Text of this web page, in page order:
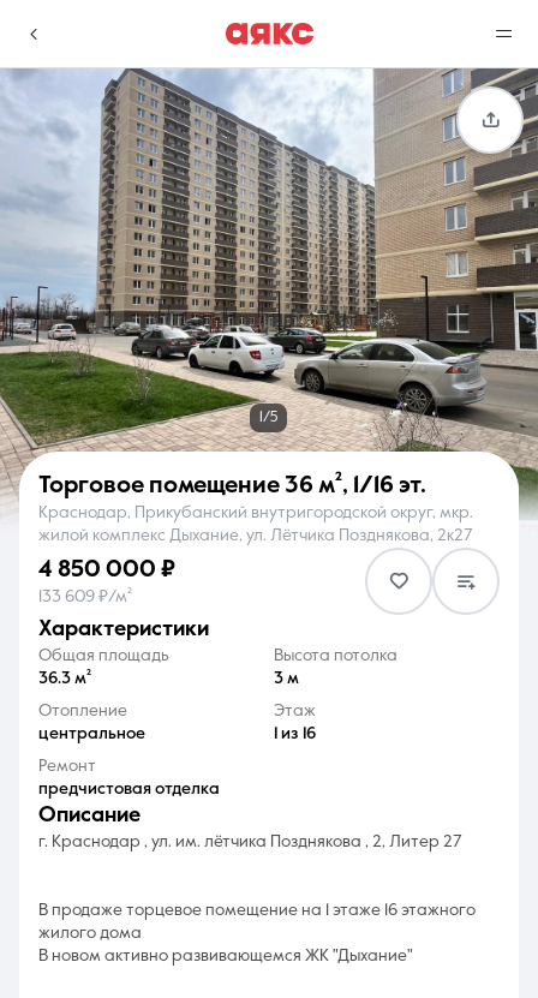
г. Краснодар
Избранное
0 объявлений
Сравнение
0 объявлений
Недвижимость Услуги
О компании Контакты
8 (861) 297-00-00
Ежедневно с 08:30 до 20:00
1/5
Торговое помещение 36 м², 1/16 эт.
Краснодар, Прикубанский внутригородской округ, мкр.
жилой комплекс Дыхание, ул. Лётчика Позднякова, 2к27
4 850 000 ₽
133 609 ₽/м²
характеристики
Общая площадь
36.3 м²
Высота потолка
3 м
Отопление
центральное
Этаж
1 из 16
Ремонт
предчистовая отделка
описание
г. Краснодар , ул. им. лётчика Позднякова , 2, Литер 27
В продаже торцевое помещение на 1 этаже 16 этажного
жилого дома
В новом активно развивающемся ЖК "Дыхание"